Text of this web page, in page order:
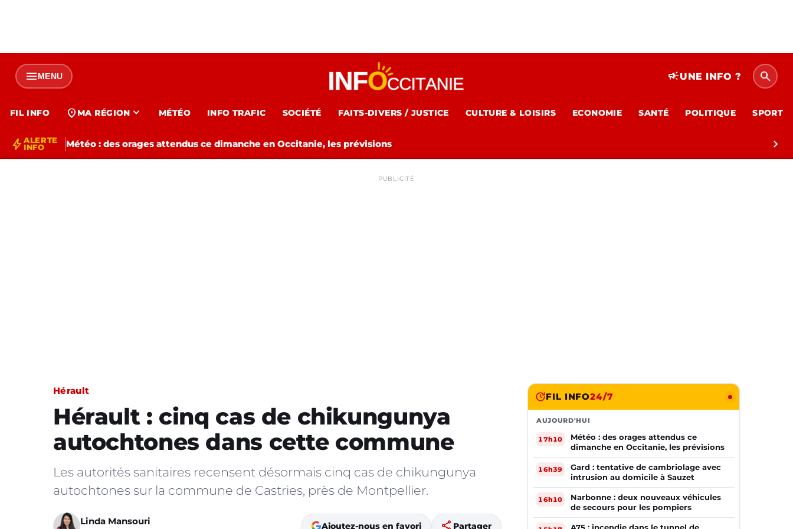
menuMENU campaignUNE INFO ? search
FIL INFO location_on MA RÉGION expand_more MÉTÉO INFO TRAFIC SOCIÉTÉ FAITS-DIVERS / JUSTICE CULTURE & LOISIRS ECONOMIE SANTÉ POLITIQUE SPORT
bolt ALERTE
INFO
Météo : des orages attendus ce dimanche en Occitanie, les prévisions chevron_right
PUBLICITÉ
Hérault
Hérault : cinq cas de chikungunya
autochtones dans cette commune
Les autorités sanitaires recensent désormais cinq cas de chikungunya
autochtones sur la commune de Castries, près de Montpellier.
Linda Mansouri Ajoutez-nous en favori share Partager
FIL INFO24/7
AUJOURD'HUI
17h10
Météo : des orages attendus ce
dimanche en Occitanie, les prévisions
16h39
Gard : tentative de cambriolage avec
intrusion au domicile à Sauzet
16h10
Narbonne : deux nouveaux véhicules
de secours pour les pompiers